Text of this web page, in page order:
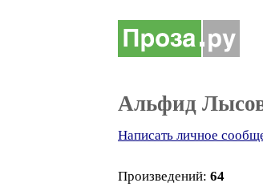
Альфид
Написать личное
Произведений: 64